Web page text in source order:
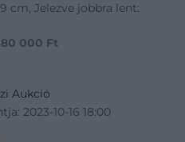
cm, Jelezve jobbra lent:
000 Ft
Aukció
2023-10-16 18:00